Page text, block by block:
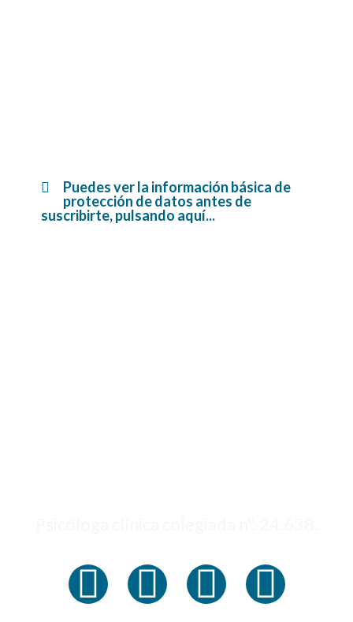
Puedes ver la información básica de
protección de datos antes de
suscribirte, pulsando aquí...